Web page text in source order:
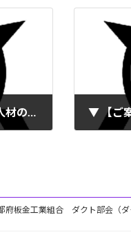
▼ 【ご案内】講演-これからの外国人材の活用（2024.12.11開催）
府板金工業組合 ダクト部会（ダ